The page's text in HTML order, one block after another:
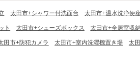
太田市+シャワー付洗面台 太田市+温水洗浄便
ト 太田市+シューズボックス 太田市+全居室収
田市+防犯カメラ 太田市+室内洗濯機置き場 太